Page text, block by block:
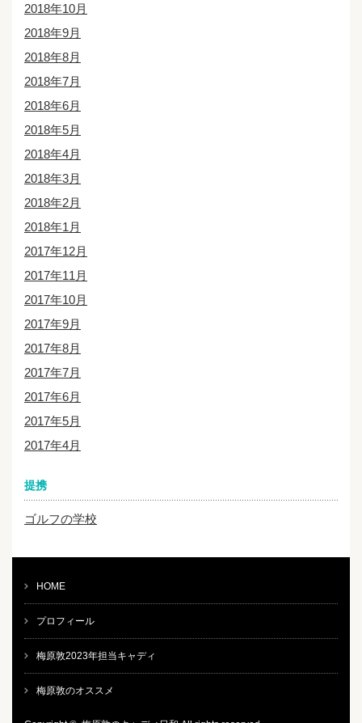
2018年10月
2018年9月
2018年8月
2018年7月
2018年6月
2018年5月
2018年4月
2018年3月
2018年2月
2018年1月
2017年12月
2017年11月
2017年10月
2017年9月
2017年8月
2017年7月
2017年6月
2017年5月
2017年4月
提携
ゴルフの学校
HOME
プロフィール
梅原敦2023年担当キャディ
梅原敦のオススメ